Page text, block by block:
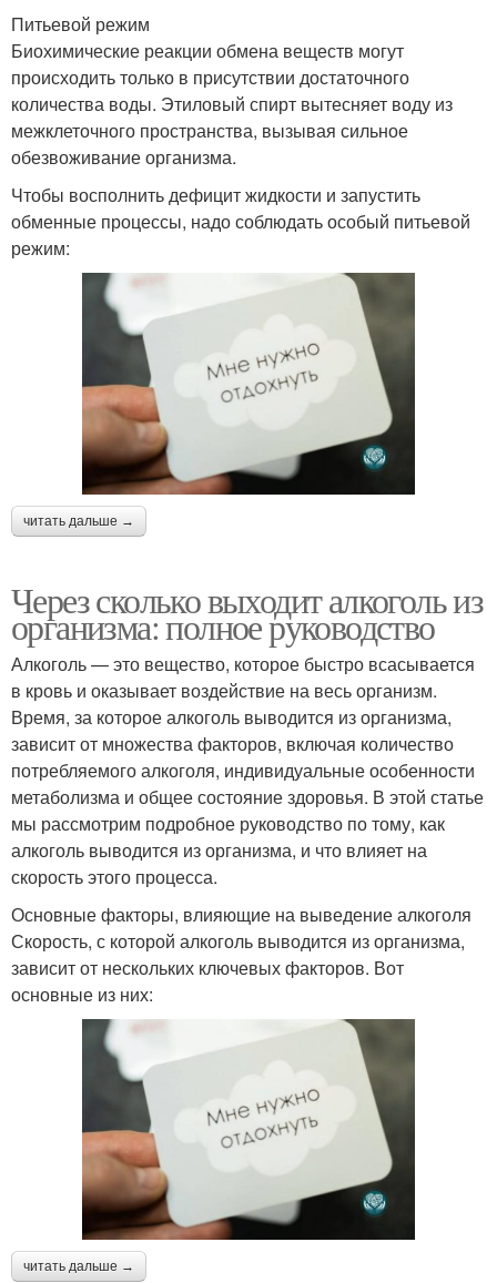
Питьевой режим
Биохимические реакции обмена веществ могут
происходить только в присутствии достаточного
количества воды. Этиловый спирт вытесняет воду из
межклеточного пространства, вызывая сильное
обезвоживание организма.
Чтобы восполнить дефицит жидкости и запустить
обменные процессы, надо соблюдать особый питьевой
режим:
читать дальше →
Через сколько выходит алкоголь из
организма: полное руководство
Алкоголь — это вещество, которое быстро всасывается
в кровь и оказывает воздействие на весь организм.
Время, за которое алкоголь выводится из организма,
зависит от множества факторов, включая количество
потребляемого алкоголя, индивидуальные особенности
метаболизма и общее состояние здоровья. В этой статье
мы рассмотрим подробное руководство по тому, как
алкоголь выводится из организма, и что влияет на
скорость этого процесса.
Основные факторы, влияющие на выведение алкоголя
Скорость, с которой алкоголь выводится из организма,
зависит от нескольких ключевых факторов. Вот
основные из них:
читать дальше →